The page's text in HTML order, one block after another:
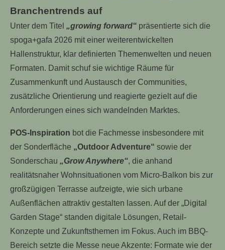
Branchentrends auf
Unter dem Titel „growing forward“ präsentierte sich die
spoga+gafa 2026 mit einer weiterentwickelten
Hallenstruktur, klar definierten Themenwelten und neuen
Formaten. Damit schuf sie wichtige Räume für
Zusammenkunft und Austausch der Communities,
zusätzliche Orientierung und reagierte gezielt auf die
Anforderungen eines sich wandelnden Marktes.
POS-Inspiration bot die Fachmesse insbesondere mit
der Sonderfläche „Outdoor Adventure“ sowie der
Sonderschau „Grow Anywhere“, die anhand
realitätsnaher Wohnsituationen vom Micro-Balkon bis zur
großzügigen Terrasse aufzeigte, wie sich urbane
Außenflächen attraktiv gestalten lassen. Auf der „Digital
Garden Stage“ standen digitale Lösungen, Retail-
Konzepte und Zukunftsthemen im Fokus. Auch im BBQ-
Bereich setzte die Messe neue Akzente: Formate wie der